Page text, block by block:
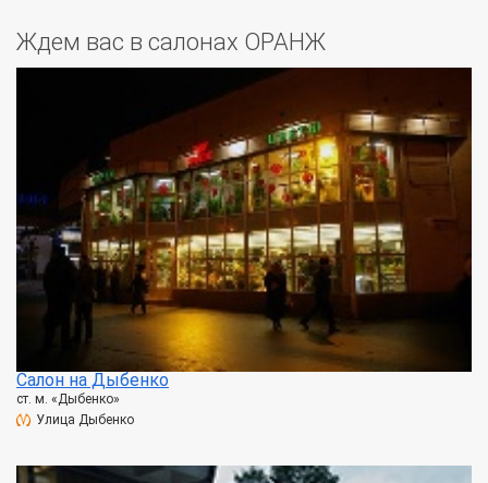
Ждем вас в салонах ОРАНЖ
Салон на Дыбенко
ст. м. «Дыбенко»
Улица Дыбенко